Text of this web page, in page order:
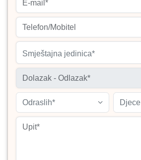
Smještajna jedinica*
Odraslih* Djece